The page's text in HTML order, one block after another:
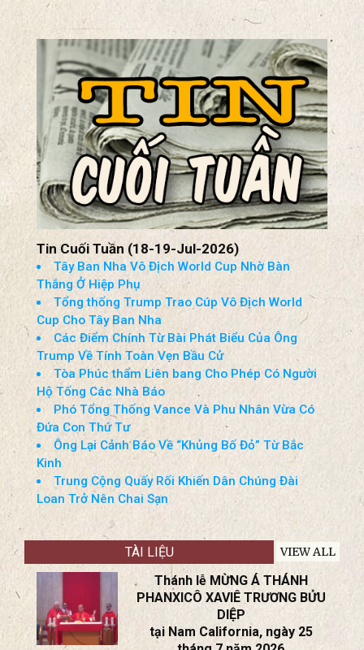
Mỹ Sẽ ‘Tiêu Diệt’ Cơ Sở Pickaxe Mountain Nếu
Iran Không Đàm Phán
Ông Trump Ca Ngợi Nghị Sĩ Lindsey Graham
Thượng Viện Thúc Đẩy Trừng Phạt Nga Và
Iran
Tin Cuối Tuần (18-19-Jul-2026)
Tây Ban Nha Vô Địch World Cup Nhờ Bàn
Thắng Ở Hiệp Phụ
Tổng thống Trump Trao Cúp Vô Địch World
Cup Cho Tây Ban Nha
Các Điểm Chính Từ Bài Phát Biểu Của Ông
Trump Về Tính Toàn Vẹn Bầu Cử
Tòa Phúc thẩm Liên bang Cho Phép Có Người
Hộ Tống Các Nhà Báo
Phó Tổng Thống Vance Và Phu Nhân Vừa Có
Ông Lại Cảnh Báo Về “Khủng Bố Đỏ” Từ Bắc
Trung Cộng Quấy Rối Khiến Dân Chúng Đài
Loan Trở Nên Chai Sạn
TÀI LIỆU VIEW ALL